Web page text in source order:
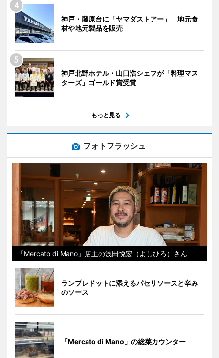
神戸・藤原台に「ヤマダストアー」 地元食
材や地元製品を販売
神戸北野ホテル・山口浩シェフが「料理マス
ターズ」ゴールド賞受賞
もっと見る
フォトフラッシュ
「Mercato di Mano」店主の浅田悦宏（よしひろ）さん
ランプレドットに添えるパセリソースと辛み
のソース
「Mercato di Mano」の総菜カウンター